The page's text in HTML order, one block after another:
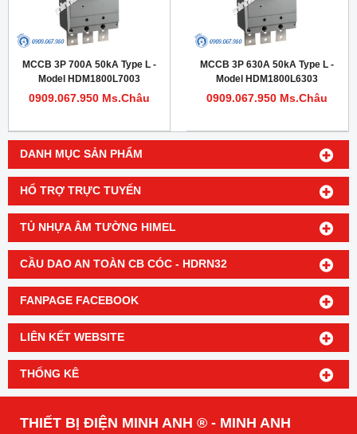
DANH MỤC SẢN PHẨM
HỔ TRỢ TRỰC TUYẾN
TỦ NHỰA ÂM TƯỜNG HIMEL
CẦU DAO AN TOÀN CB CÓC - HDRN32
FANPAGE FACEBOOK
LIÊN KẾT WEBSITE
THỐNG KÊ
MCCB 3P 700A 50kA Type L -
Model HDM1800L7003
0909.067.950 Ms.Châu
MCCB 3P 630A 50kA Type L -
Model HDM1800L6303
0909.067.950 Ms.Châu
THIẾT BỊ ĐIỆN MINH ANH ® - MINH ANH